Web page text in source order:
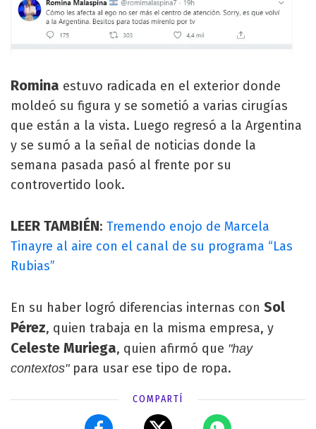
Romina estuvo radicada en el exterior donde
moldeó su figura y se sometió a varias cirugías
que están a la vista. Luego regresó a la Argentina
y se sumó a la señal de noticias donde la
semana pasada pasó al frente por su
controvertido look.
LEER TAMBIÉN: Tremendo enojo de Marcela
Tinayre al aire con el canal de su programa “Las
Rubias”
En su haber logró diferencias internas con Sol
Pérez, quien trabaja en la misma empresa, y
Celeste Muriega, quien afirmó que "hay
contextos"para usar ese tipo de ropa.
COMPARTÍ